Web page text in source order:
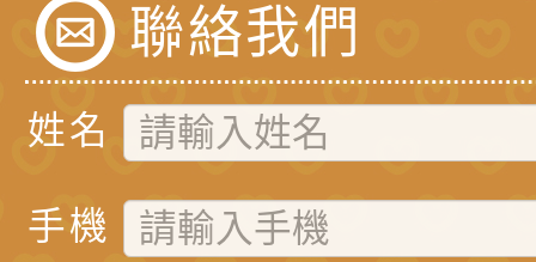
聯絡我們
姓名
手機